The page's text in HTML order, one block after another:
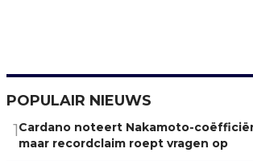
POPULAIR NIEUWS
1Cardano noteert Nakamoto-
maar recordclaim roept vragen op